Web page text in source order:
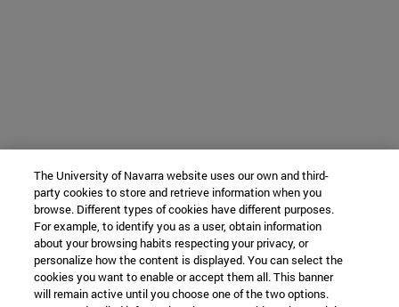
The University of Navarra website uses our own and third-
party cookies to store and retrieve information when you
browse. Different types of cookies have different purposes.
For example, to identify you as a user, obtain information
about your browsing habits respecting your privacy, or
personalize how the content is displayed. You can select the
cookies you want to enable or accept them all. This banner
will remain active until you choose one of the two options.